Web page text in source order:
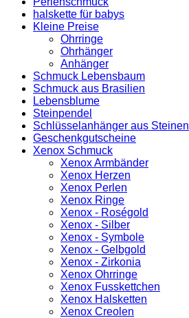
halskette für babys
Kleine Preise
Ohrringe
Ohrhänger
Anhänger
Schmuck Lebensbaum
Schmuck aus Brasilien
Lebensblume
Steinpendel
Schlüsselanhänger aus Steinen
Geschenkgutscheine
Xenox Schmuck
Xenox Armbänder
Xenox Herzen
Xenox Perlen
Xenox Ringe
Xenox - Roségold
Xenox - Silber
Xenox - Symbole
Xenox - Gelbgold
Xenox - Zirkonia
Xenox Ohrringe
Xenox Fusskettchen
Xenox Halsketten
Xenox Creolen